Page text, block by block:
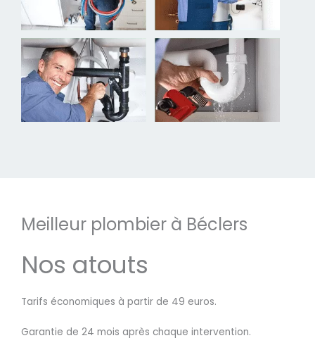
Meilleur plombier à Béclers
Nos atouts
Tarifs économiques à partir de 49 euros.
Garantie de 24 mois après chaque intervention.